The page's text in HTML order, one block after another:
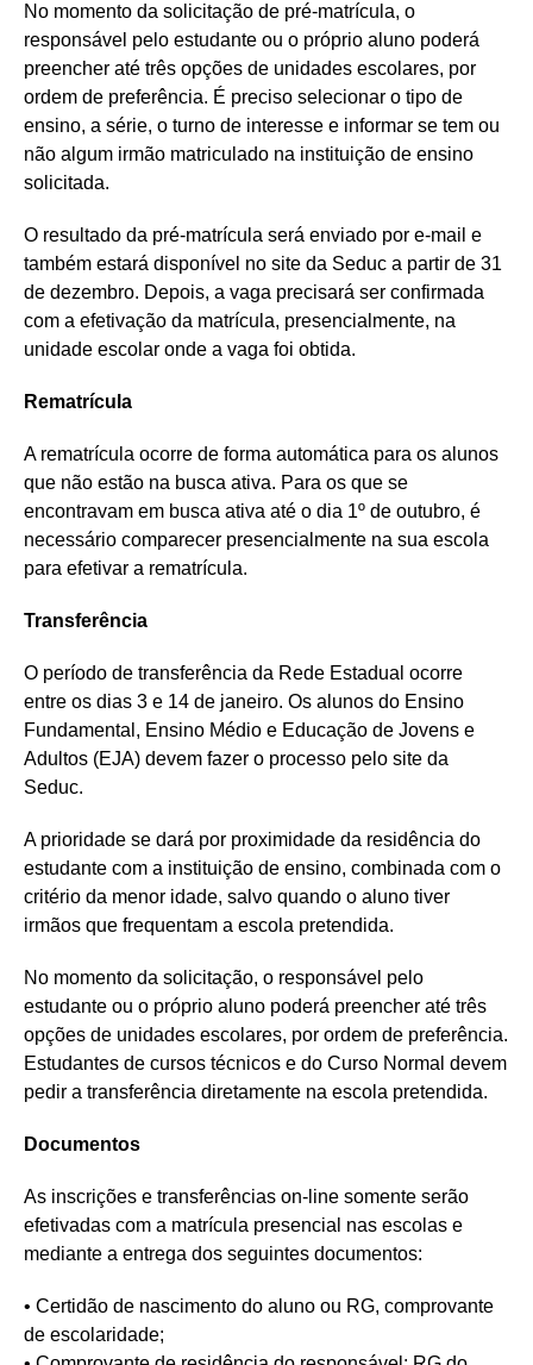
No momento da solicitação de pré-matrícula, o
responsável pelo estudante ou o próprio aluno poderá
preencher até três opções de unidades escolares, por
ordem de preferência. É preciso selecionar o tipo de
ensino, a série, o turno de interesse e informar se tem ou
não algum irmão matriculado na instituição de ensino
solicitada.
O resultado da pré-matrícula será enviado por e-mail e
também estará disponível no site da Seduc a partir de 31
de dezembro. Depois, a vaga precisará ser confirmada
com a efetivação da matrícula, presencialmente, na
unidade escolar onde a vaga foi obtida.
Rematrícula
A rematrícula ocorre de forma automática para os alunos
que não estão na busca ativa. Para os que se
encontravam em busca ativa até o dia 1º de outubro, é
necessário comparecer presencialmente na sua escola
para efetivar a rematrícula.
Transferência
O período de transferência da Rede Estadual ocorre
entre os dias 3 e 14 de janeiro. Os alunos do Ensino
Fundamental, Ensino Médio e Educação de Jovens e
Adultos (EJA) devem fazer o processo pelo site da
Seduc.
A prioridade se dará por proximidade da residência do
estudante com a instituição de ensino, combinada com o
critério da menor idade, salvo quando o aluno tiver
irmãos que frequentam a escola pretendida.
No momento da solicitação, o responsável pelo
estudante ou o próprio aluno poderá preencher até três
opções de unidades escolares, por ordem de preferência.
Estudantes de cursos técnicos e do Curso Normal devem
pedir a transferência diretamente na escola pretendida.
Documentos
As inscrições e transferências on-line somente serão
efetivadas com a matrícula presencial nas escolas e
mediante a entrega dos seguintes documentos:
• Certidão de nascimento do aluno ou RG, comprovante
de escolaridade;